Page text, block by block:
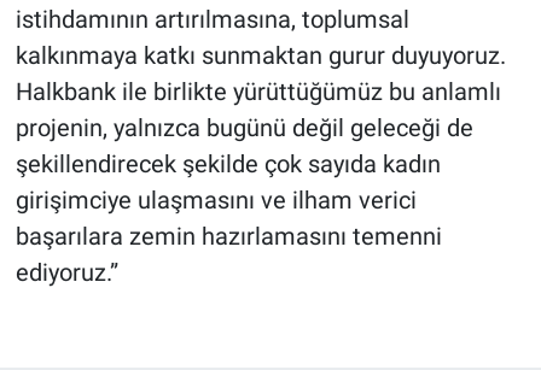
istihdamının artırılmasına, toplumsal
kalkınmaya katkı sunmaktan gurur duyuyoruz.
Halkbank ile birlikte yürüttüğümüz bu anlamlı
projenin, yalnızca bugünü değil geleceği de
şekillendirecek şekilde çok sayıda kadın
girişimciye ulaşmasını ve ilham verici
başarılara zemin hazırlamasını temenni
ediyoruz.”